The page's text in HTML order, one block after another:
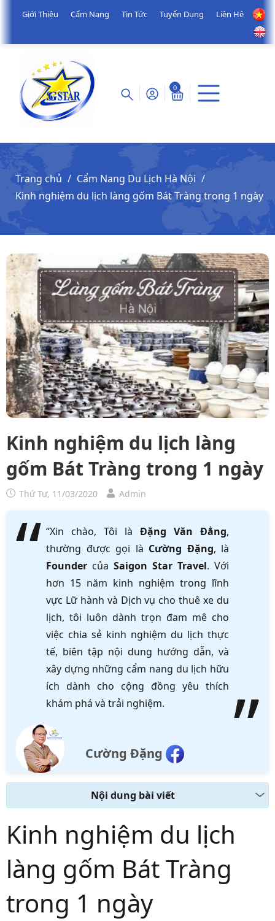
Giới Thiệu Cẩm Nang Tin Tức Tuyển Dụng Liên Hệ
0
Trang chủ
Cẩm Nang Du Lịch Hà Nội
Kinh nghiệm du lịch làng gốm Bát Tràng trong 1 ngày
Kinh nghiệm du lịch làng
gốm Bát Tràng trong 1 ngày
Thứ Tư, 11/03/2020 Admin
“Xin chào, Tôi là Đặng Văn Đẳng,
thường được gọi là Cường Đặng, là
Founder của Saigon Star Travel. Với
hơn 15 năm kinh nghiệm trong lĩnh
vực Lữ hành và Dịch vụ cho thuê xe du
lịch, tôi luôn dành trọn đam mê cho
việc chia sẻ kinh nghiệm du lịch thực
tế, biên tập nội dung hướng dẫn, và
xây dựng những cẩm nang du lịch hữu
ích dành cho cộng đồng yêu thích
khám phá và trải nghiệm.
Cường Đặng
Nội dung bài viết
Kinh nghiệm du lịch
làng gốm Bát Tràng
trong 1 ngày